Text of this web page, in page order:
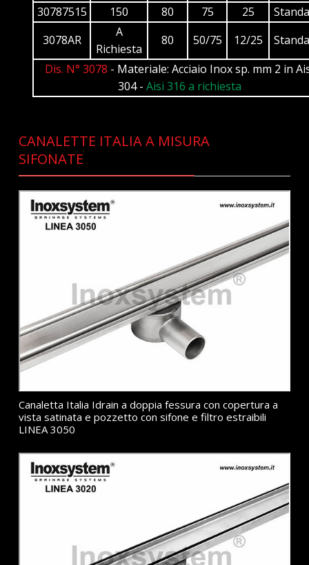
30787515
150 80 75 25
3078AR
A
Richiesta
80 50/75 12/25
Dis. N° 3078 - Materiale: Acciaio Inox sp. mm 2 in
304 - Aisi 316 a richiesta
CANALETTE ITALIA A MISURA
SIFONATE
Canaletta Italia Idrain a doppia fessura con copertura a
vista satinata e pozzetto con sifone e filtro estraibili
LINEA 3050